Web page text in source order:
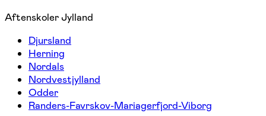
Aftenskoler Jylland
Djursland
Herning
Nordals
Nordvestjylland
Odder
Randers-Favrskov-Mariagerfjord-Viborg